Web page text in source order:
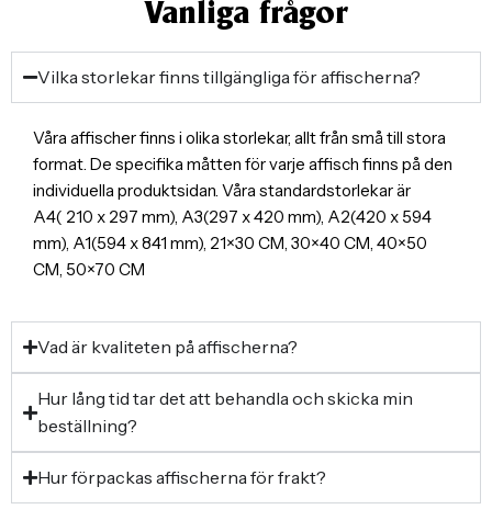
Vanliga frågor
Vilka storlekar finns tillgängliga för affischerna?
Våra affischer finns i olika storlekar, allt från små till stora
format. De specifika måtten för varje affisch finns på den
individuella produktsidan. Våra standardstorlekar är
A4( 210 x 297 mm), A3(297 x 420 mm), A2(420 x 594
mm), A1(594 x 841 mm), 21×30 CM, 30×40 CM, 40×50
CM, 50×70 CM
Vad är kvaliteten på affischerna?
Hur lång tid tar det att behandla och skicka min
beställning?
Hur förpackas affischerna för frakt?